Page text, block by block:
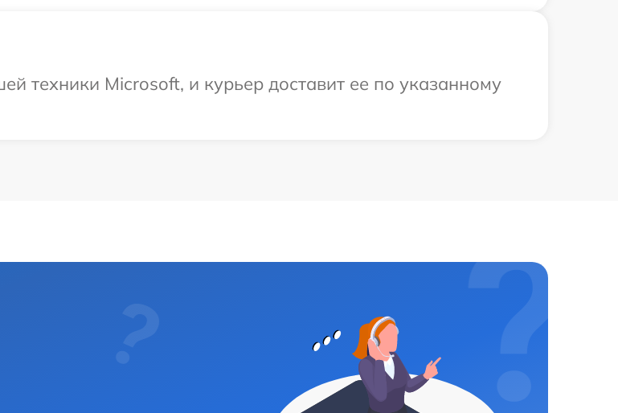
техники Microsoft, и курьер доставит ее по указанному